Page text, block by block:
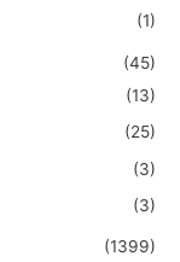
(1)
(45)
(13)
(25)
(3)
(3)
(1399)